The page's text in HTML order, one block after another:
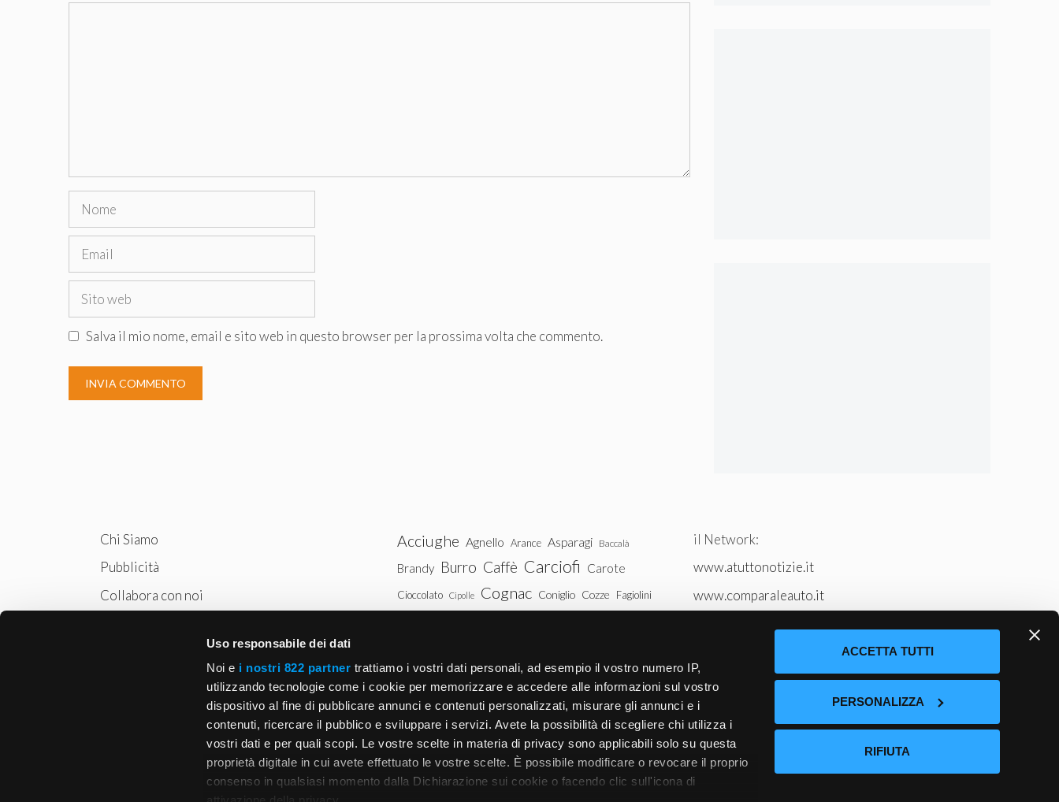
Uso responsabile dei dati
Noi e i nostri 822 partner trattiamo i vostri dati personali, ad esempio il vostro numero IP,
utilizzando tecnologie come i cookie per memorizzare e accedere alle informazioni sul vostro
dispositivo al fine di pubblicare annunci e contenuti personalizzati, misurare gli annunci e i
contenuti, ricercare il pubblico e sviluppare i servizi. Avete la possibilità di scegliere chi utilizza i
vostri dati e per quali scopi. Le vostre scelte in materia di privacy sono applicabili solo su questa
proprietà digitale in cui avete effettuato le vostre scelte. È possibile modificare o revocare il proprio
consenso in qualsiasi momento dalla Dichiarazione sui cookie o facendo clic sull'icona di
ACCETTA TUTTI
PERSONALIZZA
RIFIUTA
Nome
Email
Sito
Salva il mio nome, email e sito web in questo browser per la prossima volta che commento.
Chi Siamo
Pubblicità
Collabora con noi
Acciughe Agnello Arance Asparagi Baccalà
Brandy Burro Caffè Carciofi Carote
Cioccolato Cipolle Cognac Coniglio Cozze Fagiolini
Patate Peperoni Piselli Pollo
Pomodori Ricotta Rum
Spinaci Tacchino Tonno Uova Vitello
Vodka Whisky Zucca Zucchine
il Network:
www.atuttonotizie.it
www.comparaleauto.it